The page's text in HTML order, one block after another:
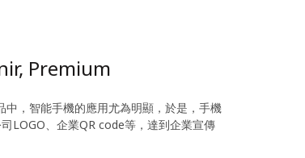
Premium
，智能手機的應用尤為明顯，於是，手機
LOGO、企業QR code等，達到企業宣傳